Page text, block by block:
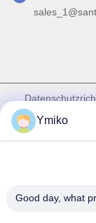
Prägeeinsätze
Ymiko
Good day, what